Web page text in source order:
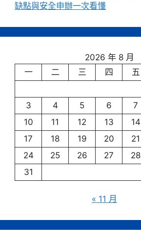
缺點與安全申辦一次看懂
2026 年 8 月
一
二 三 四 五
3
4 5 6 7
10
11 12 13 14
17
18 19 20 21
24
25 26 27 28
31
« 11 月